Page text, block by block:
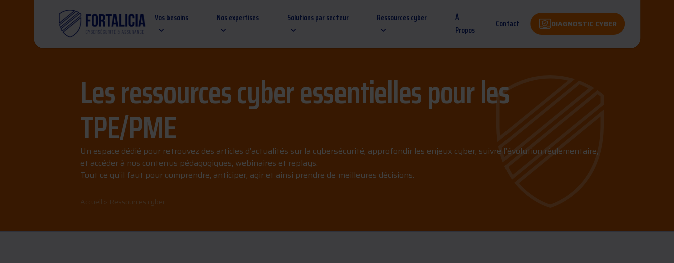
Vos besoins Nos expertises Solutions par secteur Ressources cyber
À
Propos
Contact DIAGNOSTIC CYBER
Les ressources cyber essentielles pour les
TPE/PME
Un espace dédié pour retrouvez des articles d’actualités sur la cybersécurité, approfondir les enjeux cyber, suivre l’évolution réglementaire,
et accéder à nos contenus pédagogiques, webinaires et replays.
Tout ce qu’il faut pour comprendre, anticiper, agir et ainsi prendre de meilleures décisions.
Accueil > Ressources cyber